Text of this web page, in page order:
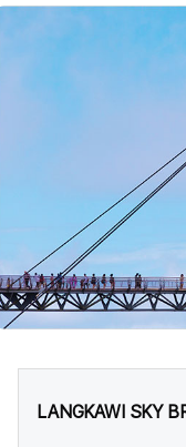
LANGKAWI SKY